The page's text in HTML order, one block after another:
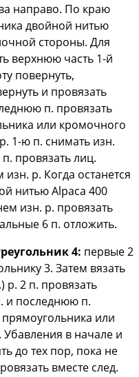
направо. По краю
двойной нитью
стороны. Для
верхнюю часть 1-й
повернуть,
и провязать
п. провязать
или кромочного
1-ю п. снимать изн.
провязать лиц.
р. Когда останется
нитью Alpaca 400
изн. р. провязать
6 п. отложить.
4: первые 2
3. Затем вязать
р. 2 п. провязать
и последнюю п.
прямоугольника или
в начале и
до тех пор, пока не
вместе след.